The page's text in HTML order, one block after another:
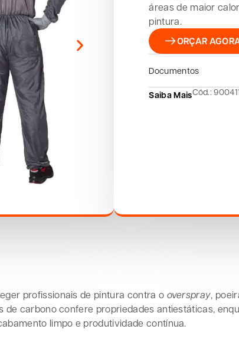
áreas de maior
pintura.
ORÇAR
Documentos
Saiba MaisCód.:
profissionais de pintura contra o overspray,
carbono confere propriedades antiestáticas,
limpo e produtividade contínua.